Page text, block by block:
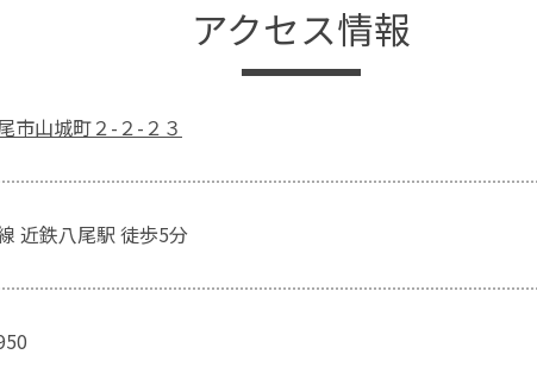
アクセス情報
市山城町２-２-２３
近鉄八尾駅 徒歩5分